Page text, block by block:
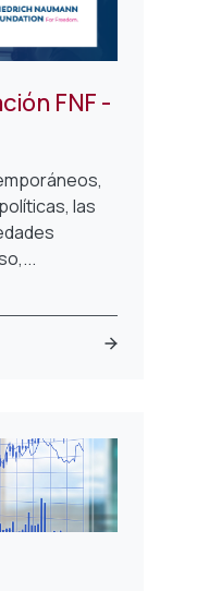
FNF -
las